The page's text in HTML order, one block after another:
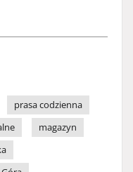
prasa codzienna
magazyn